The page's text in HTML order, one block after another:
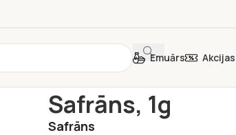
Emuārs Akcijas
Safrāns, 1g
Safrāns